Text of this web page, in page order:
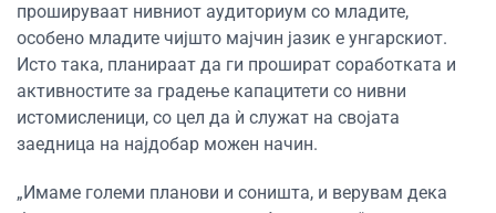
прошируваат нивниот аудиториум со младите,
особено младите чијшто мајчин јазик е унгарскиот.
Исто така, планираат да ги прошират соработката и
активностите за градење капацитети со нивни
истомисленици, со цел да ѝ служат на својата
заедница на најдобар можен начин.
„Имаме големи планови и соништа, и верувам дека